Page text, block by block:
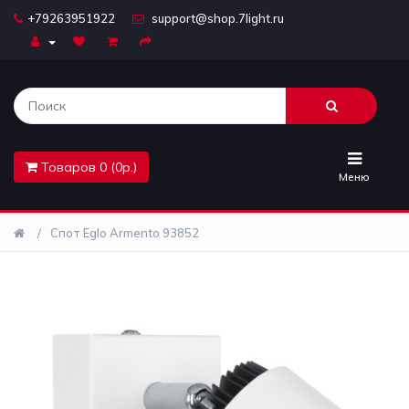
+79263951922 support@shop.7light.ru
Товаров 0 (0р.)
Меню
Комплектующие
Лайтбоксы
лампы
Спот Eglo Armento 93852